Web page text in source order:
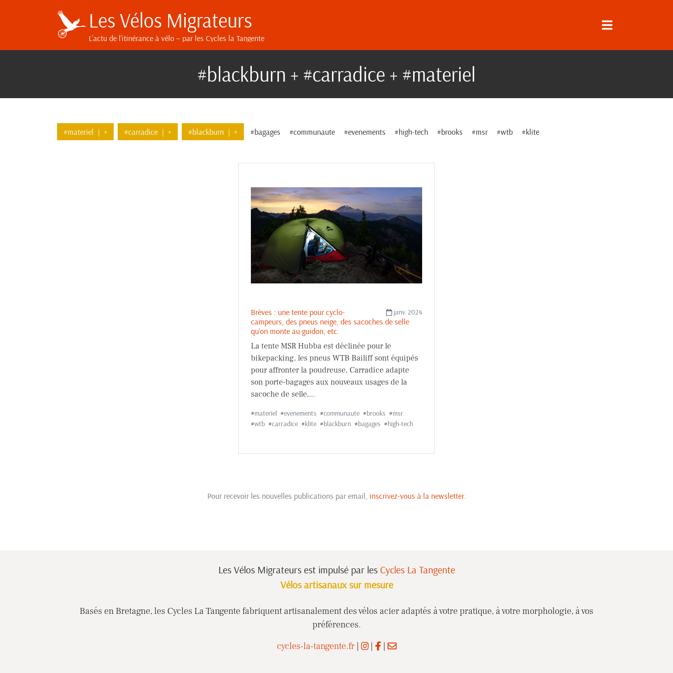
Les Vélos Migrateurs
L’actu de l’itinérance à vélo – par les Cycles la Tangente
#blackburn + #carradice + #materiel
#materiel | × #carradice | × #blackburn | × #bagages #communaute #evenements #high-tech #brooks #msr #wtb #klite
janv. 2024
Brèves : une tente pour cyclo-
campeurs, des pneus neige, des sacoches de selle
qu’on monte au guidon, etc.
La tente MSR Hubba est déclinée pour le
bikepacking, les pneus WTB Bailiff sont équipés
pour affronter la poudreuse, Carradice adapte
son porte-bagages aux nouveaux usages de la
sacoche de selle,...
#materiel #evenements #communaute #brooks #msr
#wtb #carradice #klite #blackburn #bagages #high-tech
Pour recevoir les nouvelles publications par email, inscrivez-vous à la newsletter.
Les Vélos Migrateurs est impulsé par les Cycles La Tangente
Vélos artisanaux sur mesure
Basés en Bretagne, les Cycles La Tangente fabriquent artisanalement des vélos acier adaptés à votre pratique, à votre morphologie, à vos
préférences.
cycles-la-tangente.fr| | |